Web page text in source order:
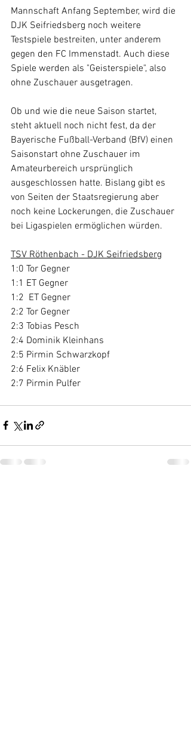
Mannschaft Anfang September, wird die
DJK Seifriedsberg noch weitere
Testspiele bestreiten, unter anderem
gegen den FC Immenstadt. Auch diese
Spiele werden als "Geisterspiele", also
ohne Zuschauer ausgetragen.
Ob und wie die neue Saison startet,
steht aktuell noch nicht fest, da der
Bayerische Fußball-Verband (BfV) einen
Saisonstart ohne Zuschauer im
Amateurbereich ursprünglich
ausgeschlossen hatte. Bislang gibt es
von Seiten der Staatsregierung aber
noch keine Lockerungen, die Zuschauer
bei Ligaspielen ermöglichen würden.
TSV Röthenbach - DJK Seifriedsberg
1:0 Tor Gegner
1:1 ET Gegner
1:2  ET Gegner
2:2 Tor Gegner
2:3 Tobias Pesch
2:4 Dominik Kleinhans
2:5 Pirmin Schwarzkopf
2:6 Felix Knäbler
2:7 Pirmin Pulfer